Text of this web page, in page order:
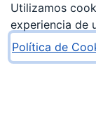
Utilizamos
experiencia de
Política de